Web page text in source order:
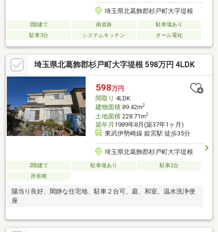
埼玉県北葛飾郡杉戸町大字堤根
2階建て 南道路
駐車場あり
駐車3台
システムキッチン オール電化
埼玉県北葛飾郡杉戸町大字堤根 598万円 4LDK
598万円
間取り 4LDK
建物面積89.42m2
土地面積228.71m2
築年月 1989年8月(築37年1ヶ月)
東武伊勢崎線 姫宮駅 徒歩35分
埼玉県北葛飾郡杉戸町大字堤根
2階建て 駐車場あり
駐車2台
所有権
陽当り良好、閑静な住宅地、駐車２台可、庭、和室、温水洗浄便
座